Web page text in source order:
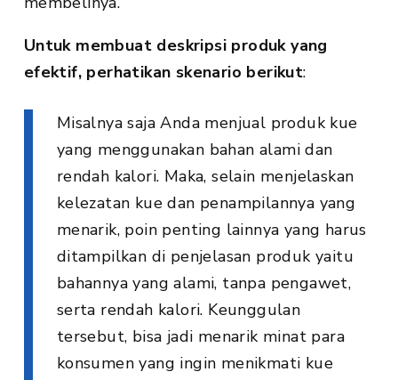
Untuk membuat deskripsi produk yang
efektif, perhatikan skenario berikut:
Misalnya saja Anda menjual produk kue
yang menggunakan bahan alami dan
rendah kalori. Maka, selain menjelaskan
kelezatan kue dan penampilannya yang
menarik, poin penting lainnya yang harus
ditampilkan di penjelasan produk yaitu
bahannya yang alami, tanpa pengawet,
serta rendah kalori. Keunggulan
tersebut, bisa jadi menarik minat para
konsumen yang ingin menikmati kue